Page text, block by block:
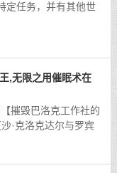
定任务，并有其他世
,无限之用催眠术在
摧毁巴洛克工作社的
·克洛克达尔与罗宾